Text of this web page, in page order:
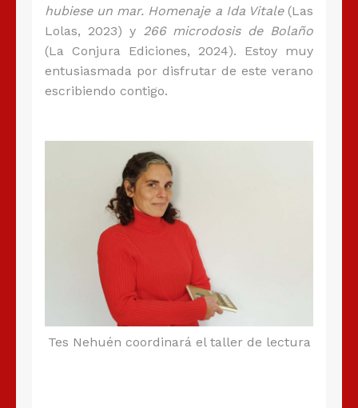
hubiese un mar. Homenaje a Ida Vitale(Las
Lolas, 2023) y 266 microdosis de Bolaño
(La Conjura Ediciones, 2024). Estoy muy
entusiasmada por disfrutar de este verano
escribiendo contigo.
Tes Nehuén coordinará el taller de lectura